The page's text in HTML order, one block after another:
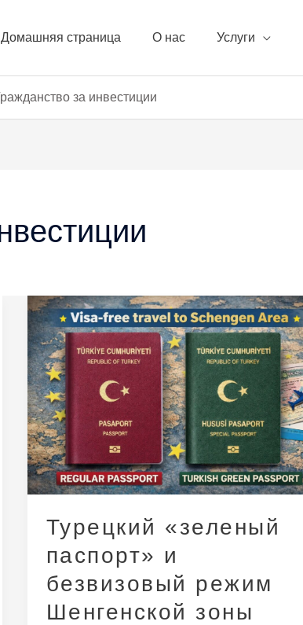
Домашняя страница О нас Услуги
за инвестиции
Турецкий «зеленый
паспорт» и
безвизовый режим
Шенгенской зоны
Турецкий
«зеленый
паспорт»
и
безвизовый
режим
Шенгенской
зоны